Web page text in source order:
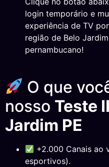
login temporário e
experiência de TV
região de Belo
pernambucano!
O que
nosso Teste
Jardim PE
+2.000 Canais ao
esportivos).